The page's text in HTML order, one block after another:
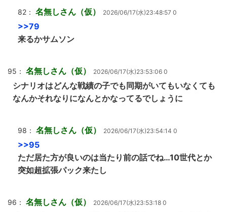
82： 名無しさん（仮） 2026/06/17(水)23:48:57 0
>>79
来るかサムソン
95： 名無しさん（仮） 2026/06/17(水)23:53:06 0
シナリオはどんな戦績の子でも同期がいてもいなくても
なんかそれなりになんとかなってるでしょうに
98： 名無しさん（仮） 2026/06/17(水)23:54:14 0
>>95
ただ居た方が良いのは当たり前の話でね…10世代とか
突如超拡張パック来たし
96： 名無しさん（仮） 2026/06/17(水)23:53:18 0